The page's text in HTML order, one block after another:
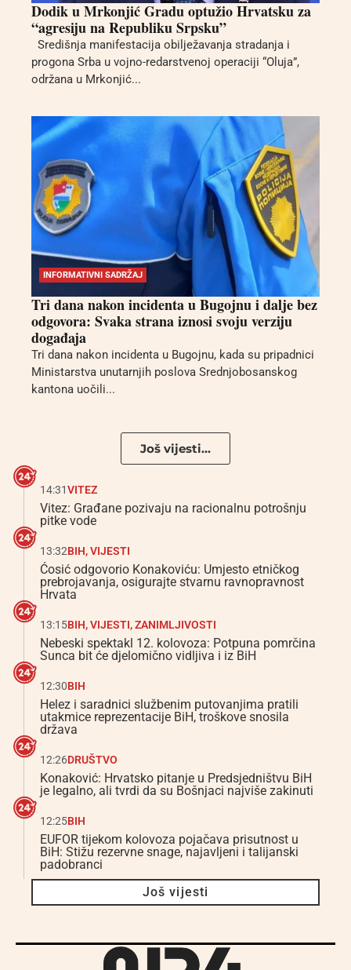
Dodik u Mrkonjić Gradu optužio Hrvatsku za
“agresiju na Republiku Srpsku”
Središnja manifestacija obilježavanja stradanja i
progona Srba u vojno-redarstvenoj operaciji “Oluja”,
održana u Mrkonjić...
INFORMATIVNI SADRŽAJ
Tri dana nakon incidenta u Bugojnu i dalje bez
odgovora: Svaka strana iznosi svoju verziju
događaja
Tri dana nakon incidenta u Bugojnu, kada su pripadnici
Ministarstva unutarnjih poslova Srednjobosanskog
kantona uočili...
Još vijesti...
14:31VITEZ
Vitez: Građane pozivaju na racionalnu potrošnju
pitke vode
13:32BIH,VIJESTI
Ćosić odgovorio Konakoviću: Umjesto etničkog
prebrojavanja, osigurajte stvarnu ravnopravnost
Hrvata
13:15BIH,VIJESTI,ZANIMLJIVOSTI
Nebeski spektakl 12. kolovoza: Potpuna pomrčina
Sunca bit će djelomično vidljiva i iz BiH
12:30BIH
Helez i saradnici službenim putovanjima pratili
utakmice reprezentacije BiH, troškove snosila
država
12:26DRUŠTVO
Konaković: Hrvatsko pitanje u Predsjedništvu BiH
je legalno, ali tvrdi da su Bošnjaci najviše zakinuti
12:25BIH
EUFOR tijekom kolovoza pojačava prisutnost u
BiH: Stižu rezervne snage, najavljeni i talijanski
padobranci
Još vijesti